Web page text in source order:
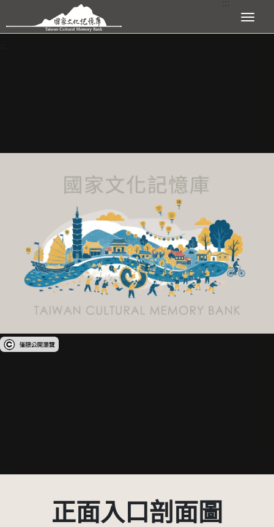
跳到主要內容區塊 展開選單
:::
受著作權法保護-僅限於本平台有限度公開瀏覽
正面入口剖面圖